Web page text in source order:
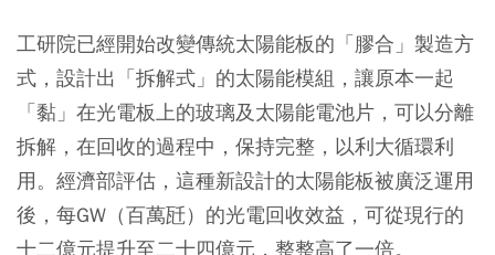
工研院已經開始改變傳統太陽能板的「膠合」製造方
式，設計出「拆解式」的太陽能模組，讓原本一起
「黏」在光電板上的玻璃及太陽能電池片，可以分離
拆解，在回收的過程中，保持完整，以利大循環利
用。經濟部評估，這種新設計的太陽能板被廣泛運用
後，每GW（百萬瓩）的光電回收效益，可從現行的
十二億元提升至二十四億元，整整高了一倍。